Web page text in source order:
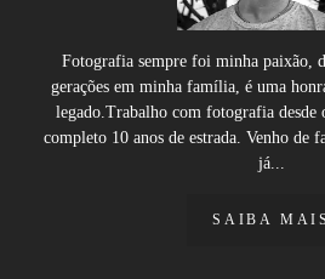
Fotografia sempre foi minha paixão,
gerações em minha família, é uma
legado.Trabalho com fotografia desde
completo 10 anos de estrada. Venho de
já...
SAIBA MAIS